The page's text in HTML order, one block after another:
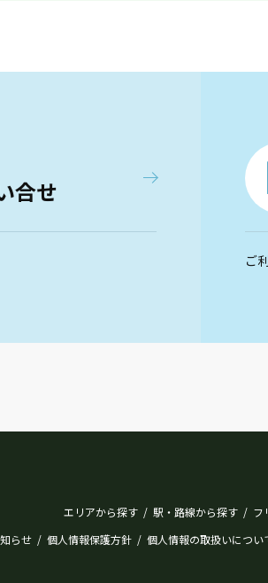
合せ
ご
エリアから探す / 駅・路線から探す / フ
らせ / 個人情報保護方針 / 個人情報の取扱いについ